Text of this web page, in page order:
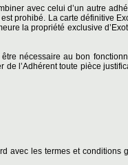
avec celui d’un autre
prohibé. La carte définitive
la propriété exclusive
nécessaire au bon
l’Adhérent toute pièce
avec les termes et conditions